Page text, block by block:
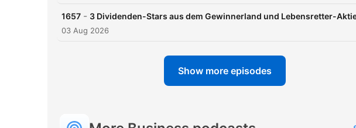
Vetter und Daniel Eckert. Wir
freuen uns über Ihr
Die im Podcast
Aktien und Fonds stellen
1657 - 3 Dividenden-Stars aus dem Gewinnerland und Lebensretter-
03 Aug 2026
Show more episodes